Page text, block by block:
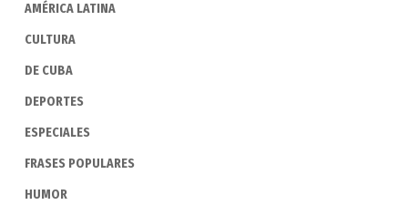
AMÉRICA LATINA
CULTURA
DE CUBA
DEPORTES
ESPECIALES
FRASES POPULARES
HUMOR